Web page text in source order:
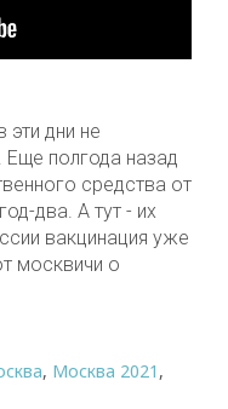
эти дни не
Еще полгода назад
средства от
два. А тут - их
вакцинация уже
москвичи о
, Москва 2021 ,